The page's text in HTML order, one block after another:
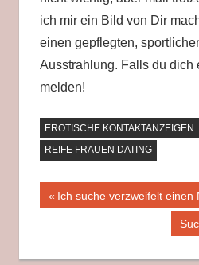
ich mir ein Bild von Dir
einen gepflegten,
Ausstrahlung. Falls du dich
melden!
EROTISCHE KONTAKTANZEIGEN
REIFE FRAUEN DATING
Vorheriger
Ich suche verzweifelt einen